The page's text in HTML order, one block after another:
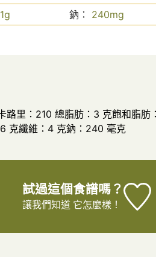
1g 鈉： 240mg
里：210 總脂肪：3 克飽和脂肪
克纖維：4 克鈉：240 毫克
試過這個食譜嗎？
讓我們知道它怎麼樣！